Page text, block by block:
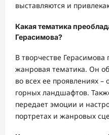
выставляются и
Какая тематика
Герасимова?
В творчестве
жанровая тематика. Он
во всех ее проявлениях
горных ландшафтов.
передает эмоции и
портретах и жанровых